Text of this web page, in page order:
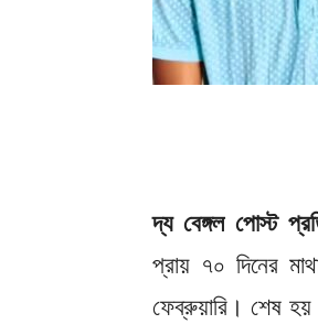
দ্য বেঙ্গল পোস্ট
প্রায় ৭০ দিনের
ফেব্রুয়ারি। শেষ হয়